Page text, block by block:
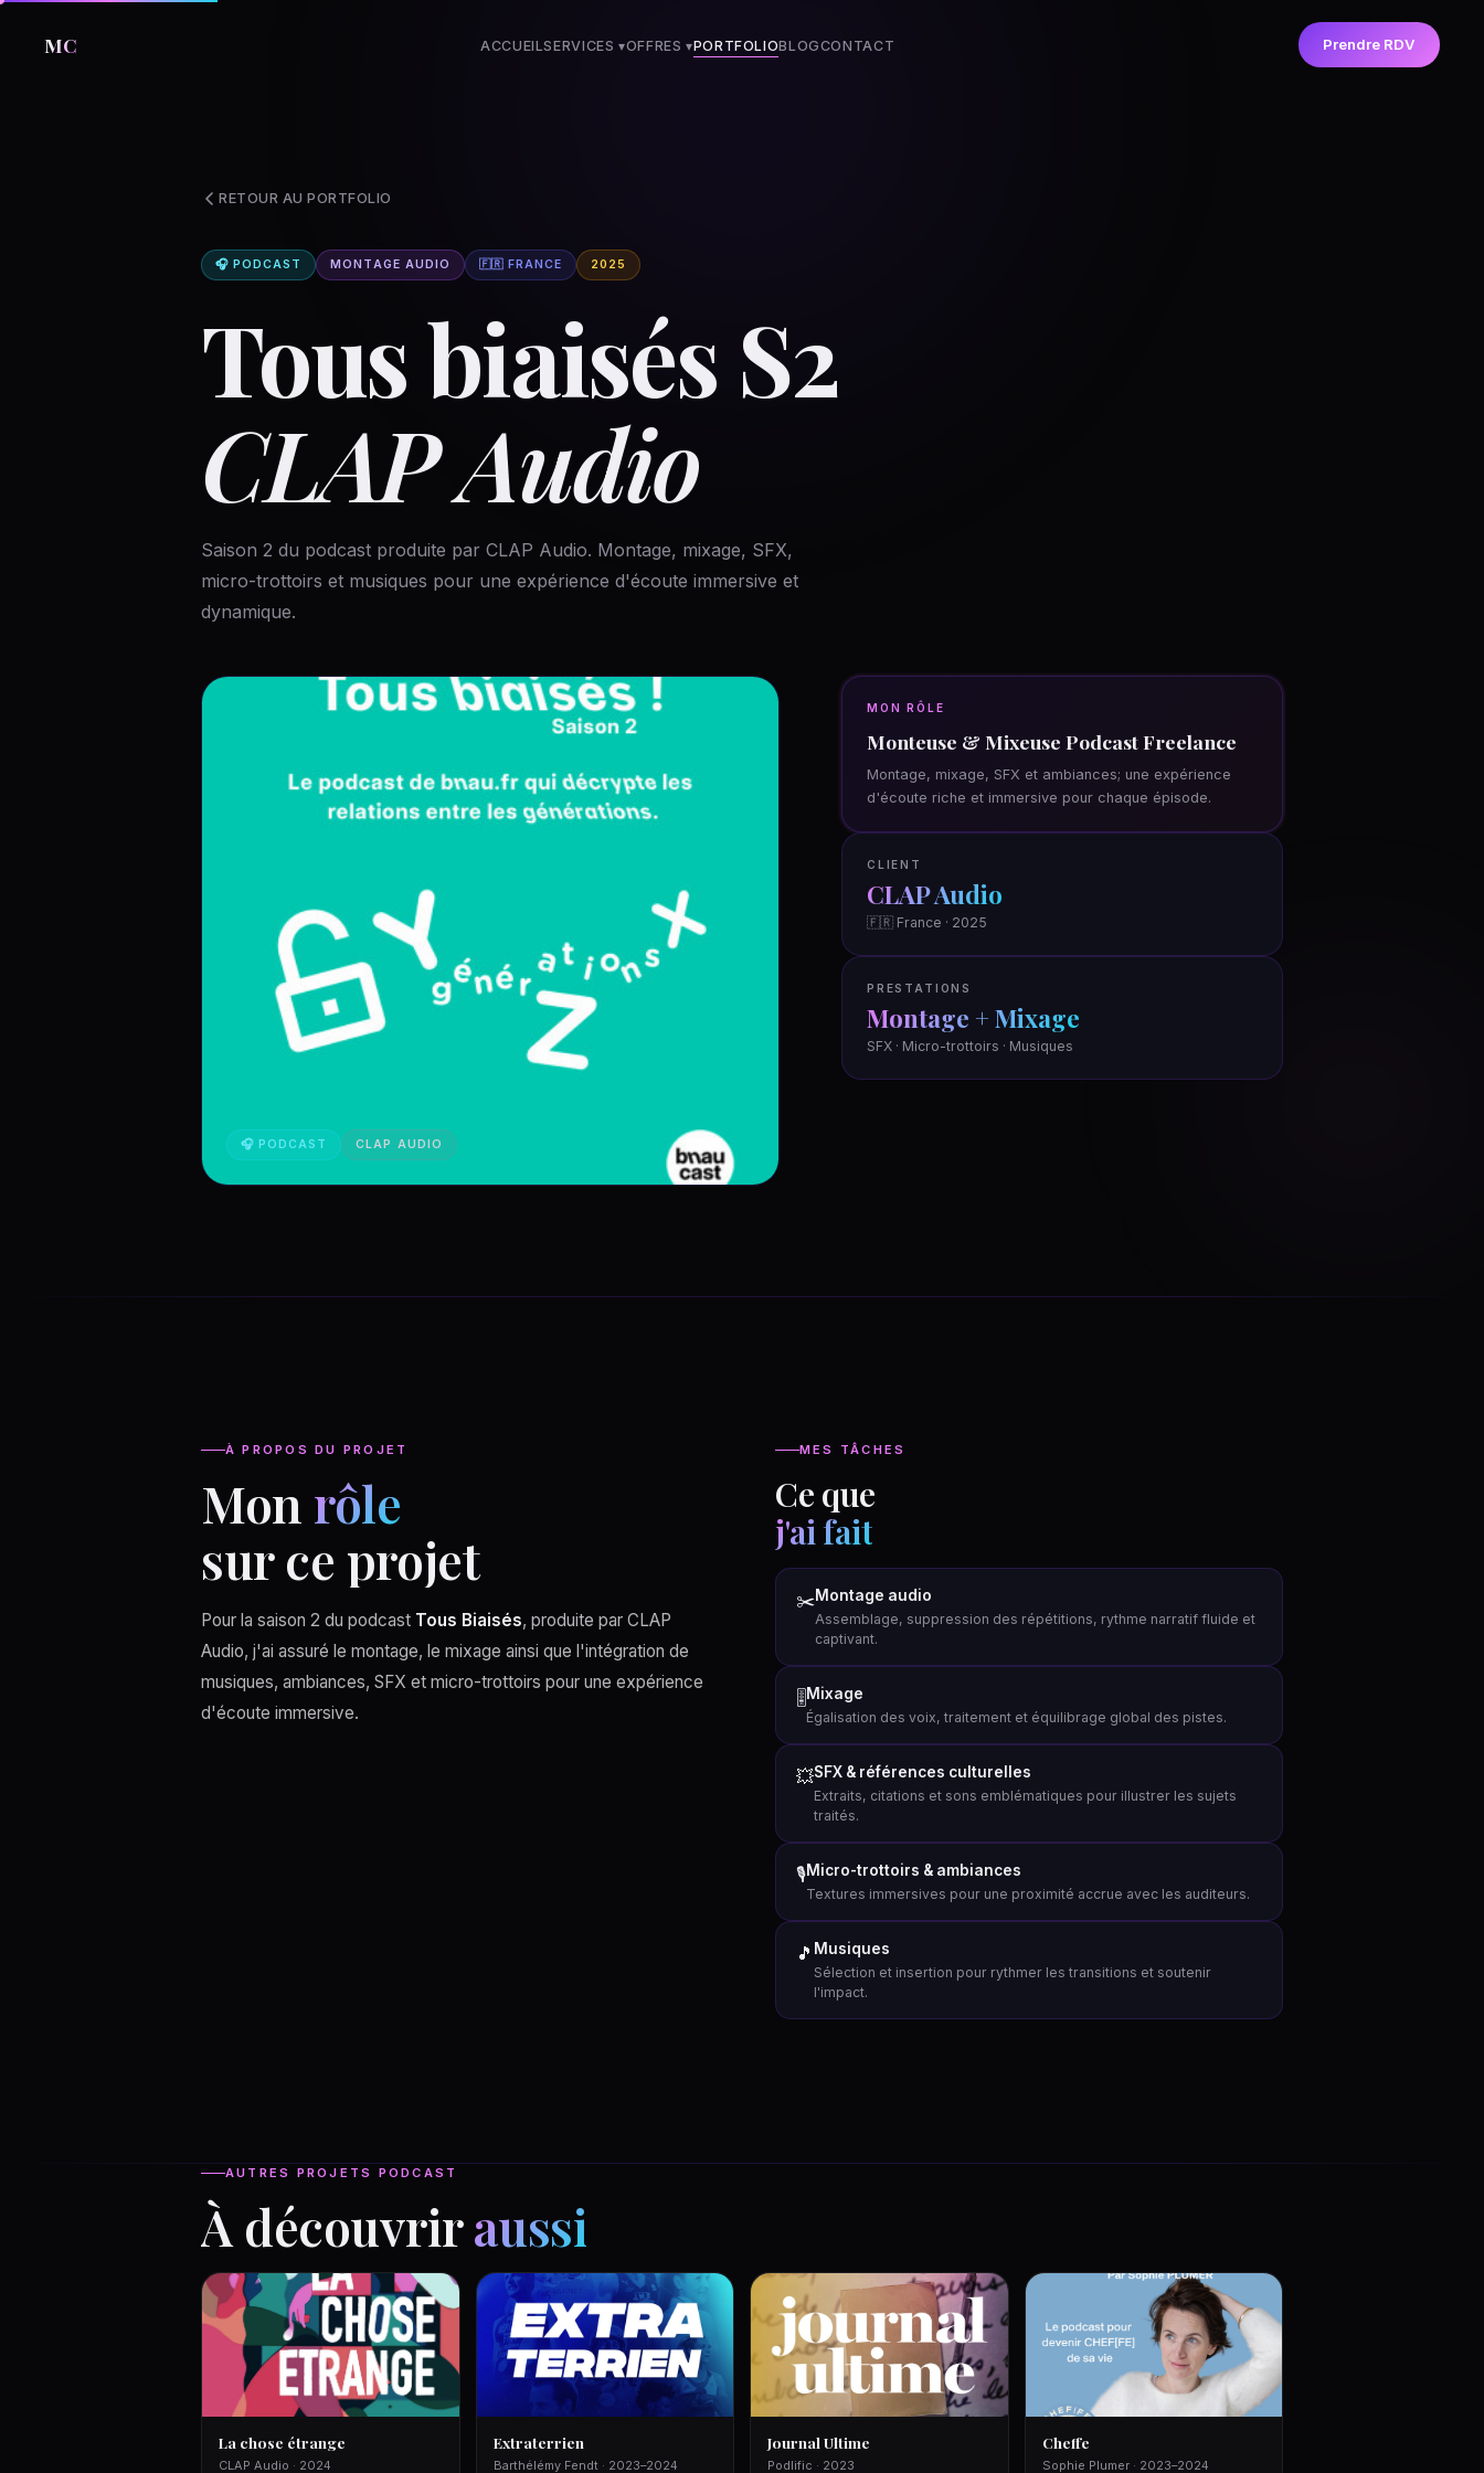
MC ACCUEILSERVICES ▾OFFRES▾PORTFOLIOBLOGCONTACT Prendre RDV
RETOUR AU PORTFOLIO
🎧 PODCAST MONTAGE AUDIO 🇫🇷 FRANCE 2025
Tous biaisés S2
CLAP Audio
Saison 2 du podcast produite par CLAP Audio. Montage, mixage, SFX,
micro-trottoirs et musiques pour une expérience d'écoute immersive et
dynamique.
🎧 PODCAST CLAP AUDIO
MON RÔLE
Monteuse & Mixeuse Podcast Freelance
Montage, mixage, SFX et ambiances; une expérience
d'écoute riche et immersive pour chaque épisode.
CLIENT
CLAP Audio
🇫🇷 France · 2025
PRESTATIONS
Montage + Mixage
SFX · Micro-trottoirs · Musiques
À PROPOS DU PROJET
Mon rôle
sur ce projet
Pour la saison 2 du podcast Tous Biaisés, produite par CLAP
Audio, j'ai assuré le montage, le mixage ainsi que l'intégration de
musiques, ambiances, SFX et micro-trottoirs pour une expérience
d'écoute immersive.
MES TÂCHES
Ce que
j'ai fait
✂️Montage audio
Assemblage, suppression des répétitions, rythme narratif fluide et
captivant.
🎚️ Mixage
Égalisation des voix, traitement et équilibrage global des pistes.
💥SFX & références culturelles
Extraits, citations et sons emblématiques pour illustrer les sujets
traités.
🎙️Micro-trottoirs & ambiances
Textures immersives pour une proximité accrue avec les auditeurs.
🎵 Musiques
Sélection et insertion pour rythmer les transitions et soutenir
l'impact.
AUTRES PROJETS PODCAST
À découvriraussi
La chose étrange
CLAP Audio · 2024
Extraterrien
Barthélémy Fendt · 2023–2024
Journal Ultime
Podlific · 2023
Cheffe
Sophie Plumer · 2023–2024